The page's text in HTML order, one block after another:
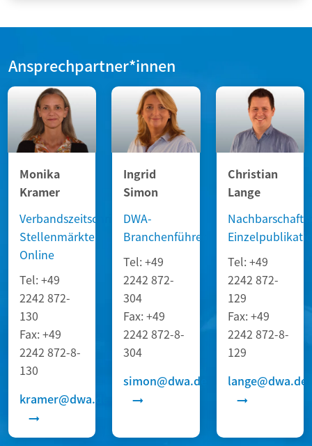
Ansprechpartner*innen
Monika
Kramer
Verbandszeitschriften,
Stellenmärkte,
Online
Tel: +49
2242 872-
130
Fax: +49
2242 872-8-
130
kramer@dwa.de
Ingrid
Simon
DWA-
Branchenführer
Tel:+49
2242 872-
304
Fax:+49
2242 872-8-
304
simon@dwa.de
Christian
Lange
Tel: +49
2242 872-
129
Fax: +49
2242 872-8-
129
lange@dwa.de